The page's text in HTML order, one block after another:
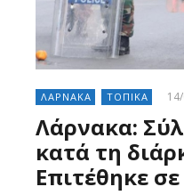
ΛΑΡΝΑΚΑ ΤΟΠΙΚΑ
Λάρνακα:
κατά τη
Επιτέθηκε